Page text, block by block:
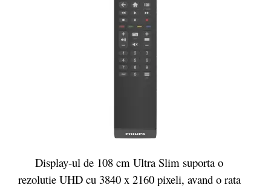
Display-ul de 108 cm Ultra Slim suporta o
rezolutie UHD cu 3840 x 2160 pixeli, avand o rata